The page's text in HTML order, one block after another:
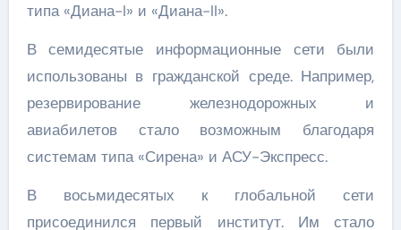
типа «Диана-I» и «Диана-II».
В семидесятые информационные сети были
использованы в гражданской среде. Например,
резервирование железнодорожных и
авиабилетов стало возможным благодаря
системам типа «Сирена» и АСУ-Экспресс.
В восьмидесятых к глобальной сети
присоединился первый институт. Им стало